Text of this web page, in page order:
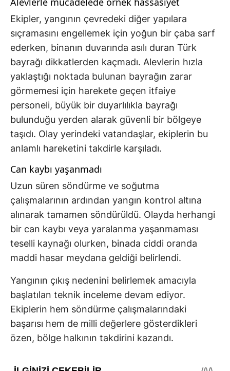
Ekipler, yangının çevredeki diğer yapılara
sıçramasını engellemek için yoğun bir çaba sarf
ederken, binanın duvarında asılı duran Türk
bayrağı dikkatlerden kaçmadı. Alevlerin hızla
yaklaştığı noktada bulunan bayrağın zarar
görmemesi için harekete geçen itfaiye
personeli, büyük bir duyarlılıkla bayrağı
bulunduğu yerden alarak güvenli bir bölgeye
taşıdı. Olay yerindeki vatandaşlar, ekiplerin bu
anlamlı hareketini takdirle karşıladı.
Can kaybı yaşanmadı
Uzun süren söndürme ve soğutma
çalışmalarının ardından yangın kontrol altına
alınarak tamamen söndürüldü. Olayda herhangi
bir can kaybı veya yaralanma yaşanmaması
teselli kaynağı olurken, binada ciddi oranda
maddi hasar meydana geldiği belirlendi.
Yangının çıkış nedenini belirlemek amacıyla
başlatılan teknik inceleme devam ediyor.
Ekiplerin hem söndürme çalışmalarındaki
başarısı hem de milli değerlere gösterdikleri
özen, bölge halkının takdirini kazandı.